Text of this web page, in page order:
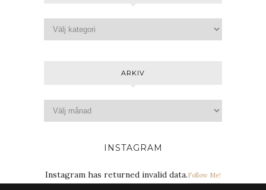
ARKIV
INSTAGRAM
Instagram has returned invalid data.Follow Me!